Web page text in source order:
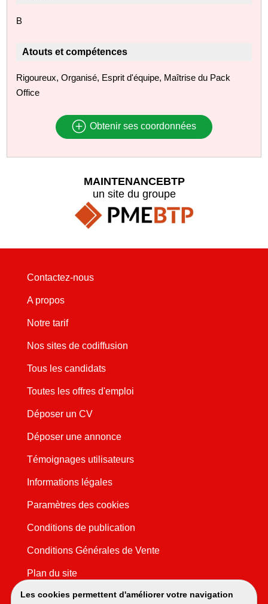
B
Atouts et compétences
Rigoureux, Organisé, Esprit d'équipe, Maîtrise du Pack
Office
Obtenir ses coordonnées
Les cookies permettent d'améliorer votre navigation
MAINTENANCEBTP
un site du groupe
Contactez-nous
A propos
Notre tarif
Nos sites de codiffusion
Tous les candidats
Toutes les offres d'emploi
Déposer un CV
Déposer une annonce
Témoignages utilisateurs
Informations légales
Paramètres des cookies
Conditions de publication
Conditions Générales de Vente
Plan du site